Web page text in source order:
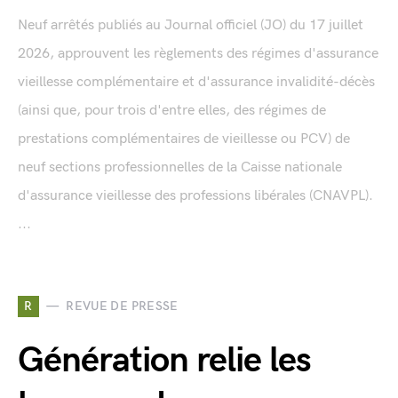
Neuf arrêtés publiés au Journal officiel (JO) du 17 juillet
2026, approuvent les règlements des régimes d'assurance
vieillesse complémentaire et d'assurance invalidité-décès
(ainsi que, pour trois d'entre elles, des régimes de
prestations complémentaires de vieillesse ou PCV) de
neuf sections professionnelles de la Caisse nationale
d'assurance vieillesse des professions libérales (CNAVPL).
...
R REVUE DE PRESSE
Génération relie les